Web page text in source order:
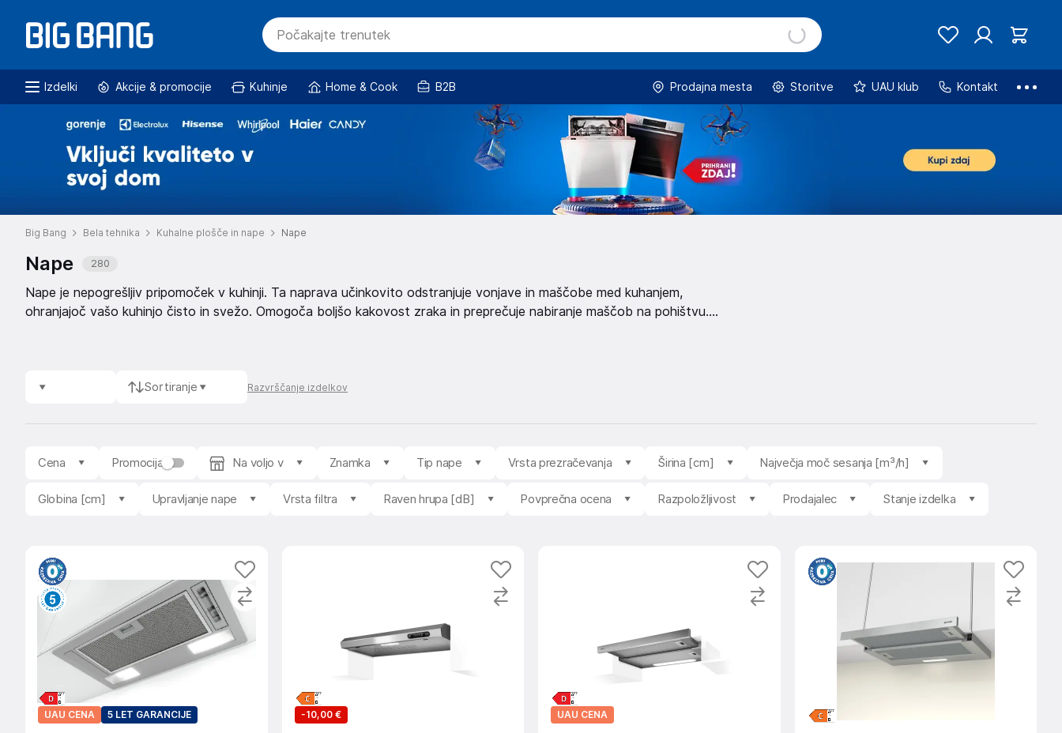
Izdelki Akcije & promocije Kuhinje Home & Cook B2B Prodajna mesta Storitve UAU klub Kontakt
Big Bang Bela tehnika Kuhalne plošče in nape Nape
Nape 280
Nape je nepogrešljiv pripomoček v kuhinji. Ta naprava učinkovito odstranjuje vonjave in maščobe med kuhanjem,
ohranjajoč vašo kuhinjo čisto in svežo. Omogoča boljšo kakovost zraka in preprečuje nabiranje maščob na pohištvu.
Sortiranje Razvrščanje izdelkov
Cena Promocija Na voljo v Znamka Tip nape Vrsta prezračevanja Širina [cm] Največja moč sesanja [m³/h]
Globina [cm] Upravljanje nape Vrsta filtra Raven hrupa [dB] Povprečna ocena Razpoložljivost Prodajalec Stanje izdelka
UAU CENA 5 LET GARANCIJE -10,00 € UAU CENA